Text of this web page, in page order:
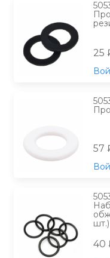
25
57
шт.)
40